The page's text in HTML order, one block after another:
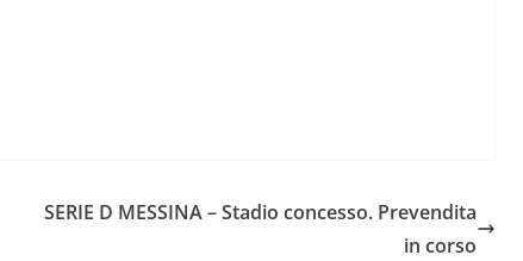
SERIE D MESSINA – Stadio concesso. Prevendita
in corso